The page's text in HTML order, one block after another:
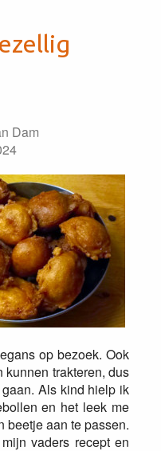
Dam
op bezoek. Ook
trakteren, dus
Als kind hielp ik
en het leek me
beetje aan te passen.
vaders recept en